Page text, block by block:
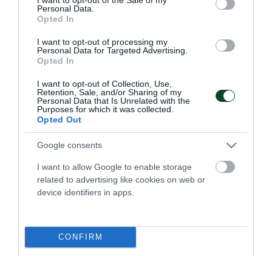
Personal Data.
Opted In
I want to opt-out of processing my
Personal Data for Targeted Advertising.
Opted In
I want to opt-out of Collection, Use,
Retention, Sale, and/or Sharing of my
Personal Data that Is Unrelated with the
Purposes for which it was collected.
Opted Out
Google consents
I want to allow Google to enable storage
related to advertising like cookies on web or
device identifiers in apps.
CONFIRM
06.08.2026 ΒΟΛΕΪ ΓΥΝΑΙΚΩΝ
«πράσινη» συμβολή
Η Εθνική ομάδα Παίδων πόλο νίκησε την Ουγγαρία για το
Παγκόσμιο πρωτάθλημα με πέντε παίκτες του